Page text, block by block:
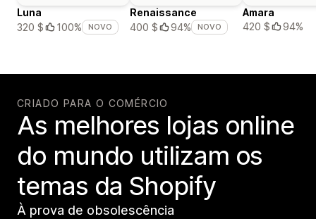
Luna
320 $
100% NOVO
Renaissance
400 $
94% NOVO
Amara
420 $
94%
CRIADO PARA O COMÉRCIO
As melhores lojas online
do mundo utilizam os
temas da Shopify
À prova de obsolescência